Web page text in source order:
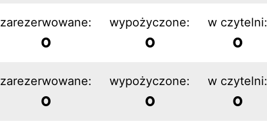
zarezerwowane:
0
wypożyczone:
0
w czytelni:
0
zarezerwowane:
0
wypożyczone:
0
w czytelni:
0